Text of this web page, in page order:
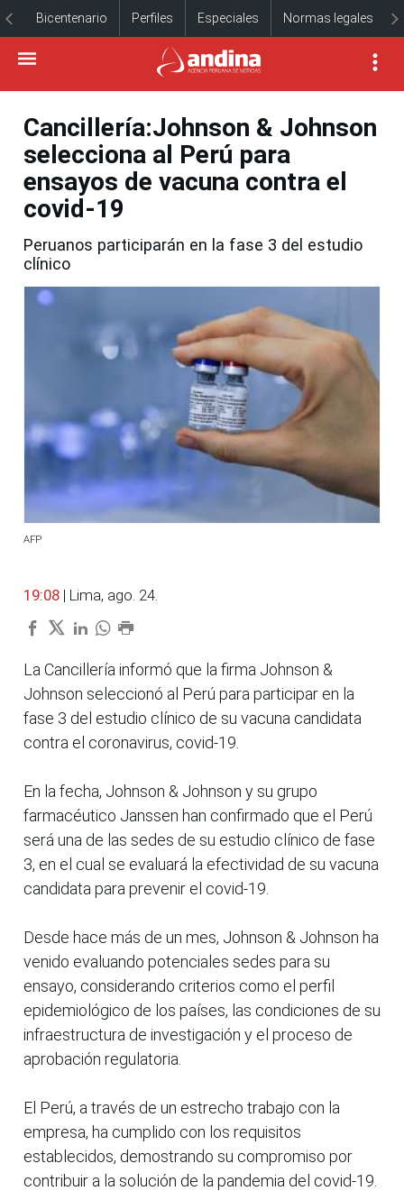
Bicentenario Perfiles Especiales Normas legales
Cancillería:Johnson & Johnson
selecciona al Perú para
ensayos de vacuna contra el
covid-19
Peruanos participarán en la fase 3 del estudio
clínico
AFP
19:08 | Lima, ago. 24.
La Cancillería informó que la firma Johnson &
Johnson seleccionó al Perú para participar en la
fase 3 del estudio clínico de su vacuna candidata
contra el coronavirus, covid-19.
En la fecha, Johnson & Johnson y su grupo
farmacéutico Janssen han confirmado que el Perú
será una de las sedes de su estudio clínico de fase
3, en el cual se evaluará la efectividad de su vacuna
candidata para prevenir el covid-19.
Desde hace más de un mes, Johnson & Johnson ha
venido evaluando potenciales sedes para su
ensayo, considerando criterios como el perfil
epidemiológico de los países, las condiciones de su
infraestructura de investigación y el proceso de
aprobación regulatoria.
El Perú, a través de un estrecho trabajo con la
empresa, ha cumplido con los requisitos
establecidos, demostrando su compromiso por
contribuir a la solución de la pandemia del covid-19.